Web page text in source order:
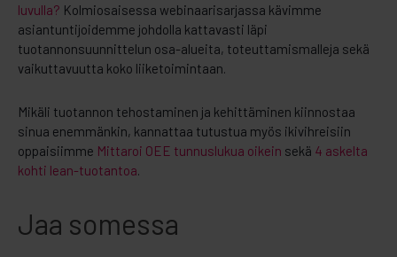
luvulla? Kolmiosaisessa webinaarisarjassa kävimme
asiantuntijoidemme johdolla kattavasti läpi
tuotannonsuunnittelun osa-alueita, toteuttamismalleja sekä
vaikuttavuutta koko liiketoimintaan.
Mikäli tuotannon tehostaminen ja kehittäminen kiinnostaa
sinua enemmänkin, kannattaa tutustua myös ikivihreisiin
oppaisiimme Mittaroi OEE tunnuslukua oikein sekä 4 askelta
kohti lean-tuotantoa.
Jaa somessa